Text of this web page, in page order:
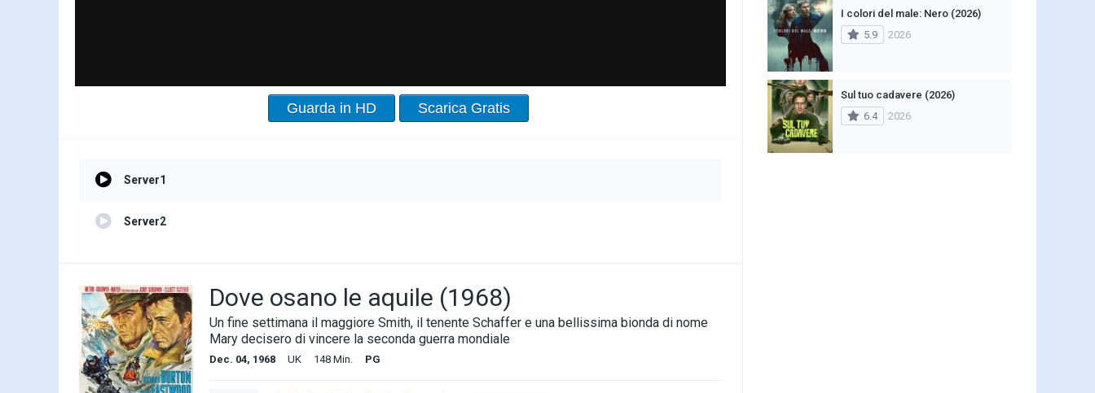
Guarda in HD Scarica Gratis
Server1
Server2
Dove osano le aquile (1968)
Un fine settimana il maggiore Smith, il tenente Schaffer e una bellissima bionda di nome
Mary decisero di vincere la seconda guerra mondiale
Dec. 04, 1968 UK 148 Min. PG
I colori del male: Nero (2026)
5.9
2026
Sul tuo cadavere (2026)
6.4
2026